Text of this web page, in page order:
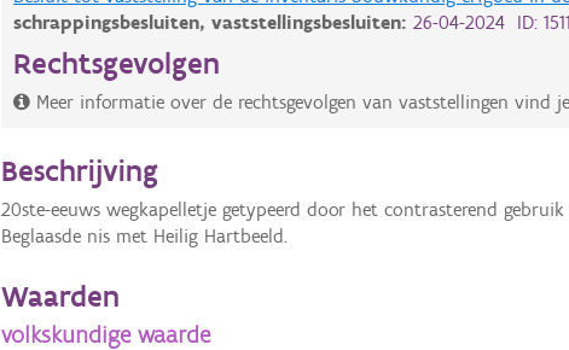
schrappingsbesluiten,vaststellingsbesluiten:26-04-2024 ID:
Rechtsgevolgen
Meer informatie over de rechtsgevolgen van vaststellingen vind
Beschrijving
20ste-eeuws wegkapelletje getypeerd door het contrasterend
Beglaasde nis met Heilig Hartbeeld.
Waarden
volkskundige waarde